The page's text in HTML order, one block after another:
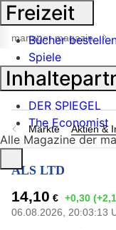
Suche
öffnen
manager magazin
Märkte Aktien &
ALS LTD
14,10 € +0,30
06.08.2026, 20:03:13
Freizeit
Bücher
Spiele
DER SPIEGEL
The Economist
Alle Magazine der